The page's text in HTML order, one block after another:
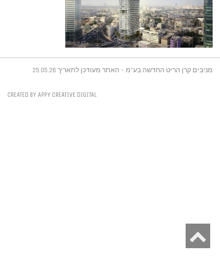
מניבים קרן הריט החדשה בע"מ - האתר מעודכן לתאריך 25.05.26
CREATED BY APPY CREATIVE DIGITAL
לראש